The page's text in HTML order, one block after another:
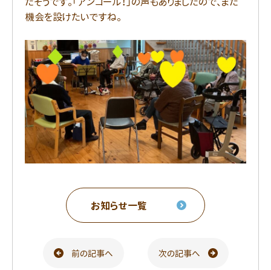
機会を設けたいですね。
お知らせ一覧
前の記事へ 次の記事へ